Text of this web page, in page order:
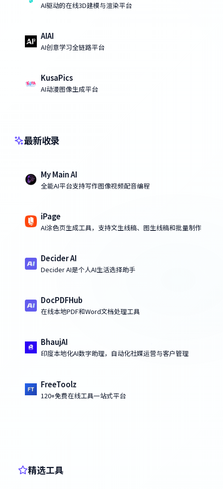
AI驱动的在线3D建模与渲染平台
AIAI
AI创意学习全链路平台
KusaPics
AI动漫图像生成平台
最新收录
My Main AI
全能AI平台支持写作图像视频配音编程
iPage
AI涂色页生成工具，支持文生线稿、图生线稿和批量制作
Decider AI
Decider AI是个人AI生活选择助手
DocPDFHub
在线本地PDF和Word文档处理工具
BhaujAI
印度本地化AI数字助理，自动化社媒运营与客户管理
FreeToolz
120+免费在线工具一站式平台
精选工具